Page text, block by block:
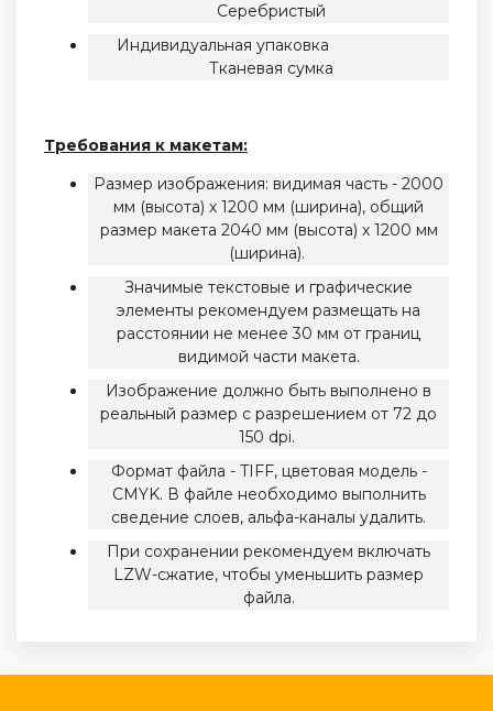
Серебристый
Индивидуальная упаковка
Тканевая сумка
Требования к макетам:
Размер изображения: видимая часть - 2000
мм (высота) х 1200 мм (ширина), общий
размер макета 2040 мм (высота) х 1200 мм
(ширина).
Значимые текстовые и графические
элементы рекомендуем размещать на
расстоянии не менее 30 мм от границ
видимой части макета.
Изображение должно быть выполнено в
реальный размер с разрешением от 72 до
150 dpi.
Формат файла - TIFF, цветовая модель -
CMYK. В файле необходимо выполнить
сведение слоев, альфа-каналы удалить.
При сохранении рекомендуем включать
LZW-сжатие, чтобы уменьшить размер
файла.